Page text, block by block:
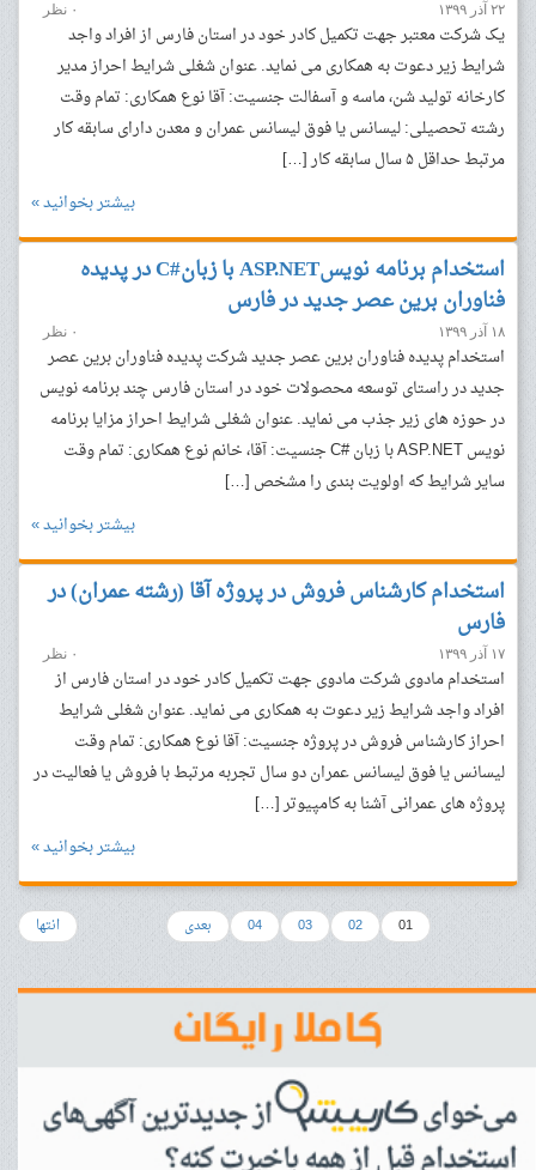
۲۲ آذر ۱۳۹۹ ۰ نظر
یک شرکت معتبر جهت تکمیل کادر خود در استان فارس از افراد واجد
شرایط زیر دعوت به همکاری می نماید. عنوان شغلی شرایط احراز مدیر
کارخانه تولید شن، ماسه و آسفالت جنسیت: آقا نوع همکاری: تمام وقت
رشته تحصیلی: لیسانس یا فوق لیسانس عمران و معدن دارای سابقه کار
مرتبط حداقل ۵ سال سابقه کار […]
بیشتر بخوانید »
استخدام برنامه نویسASP.NET با زبان#C در پدیده
فناوران برین عصر جدید در فارس
۱۸ آذر ۱۳۹۹ ۰ نظر
استخدام پدیده فناوران برین عصر جدید شرکت پدیده فناوران برین عصر
جدید در راستای توسعه محصولات خود در استان فارس چند برنامه نویس
در حوزه های زیر جذب می نماید. عنوان شغلی شرایط احراز مزایا برنامه
نویس ASP.NET با زبان #C جنسیت: آقا، خانم نوع همکاری: تمام وقت
سایر شرایط که اولویت بندی را مشخص […]
بیشتر بخوانید »
استخدام کارشناس فروش در پروژه آقا (رشته عمران) در
فارس
۱۷ آذر ۱۳۹۹ ۰ نظر
استخدام مادوی شرکت مادوی جهت تکمیل کادر خود در استان فارس از
افراد واجد شرایط زیر دعوت به همکاری می نماید. عنوان شغلی شرایط
احراز کارشناس فروش در پروژه جنسیت: آقا نوع همکاری: تمام وقت
لیسانس یا فوق لیسانس عمران دو سال تجربه مرتبط با فروش یا فعالیت در
پروژه های عمرانی آشنا به کامپیوتر […]
بیشتر بخوانید »
01
02
03
04 بعدی انتها